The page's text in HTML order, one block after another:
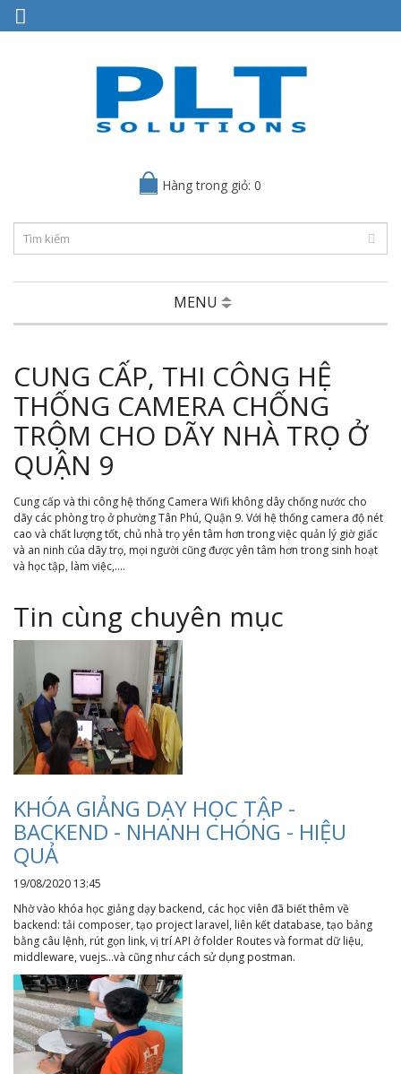
Hàng trong giỏ: 0
MENU
CUNG CẤP, THI CÔNG HỆ
THỐNG CAMERA CHỐNG
TRỘM CHO DÃY NHÀ TRỌ Ở
QUẬN 9
Cung cấp và thi công hệ thống Camera Wifi không dây chống nước cho
dãy các phòng trọ ở phường Tân Phú, Quận 9. Với hệ thống camera độ nét
cao và chất lượng tốt, chủ nhà trọ yên tâm hơn trong việc quản lý giờ giấc
và an ninh của dãy trọ, mọi người cũng được yên tâm hơn trong sinh hoạt
và học tập, làm việc,....
Tin cùng chuyên mục
KHÓA GIẢNG DẠY HỌC TẬP -
BACKEND - NHANH CHÓNG - HIỆU
QUẢ
19/08/2020 13:45
Nhờ vào khóa học giảng dạy backend, các học viên đã biết thêm về
backend: tải composer, tạo project laravel, liên kết database, tạo bảng
bằng câu lệnh, rút gọn link, vị trí API ở folder Routes và format dữ liệu,
middleware, vuejs...và cũng như cách sử dụng postman.